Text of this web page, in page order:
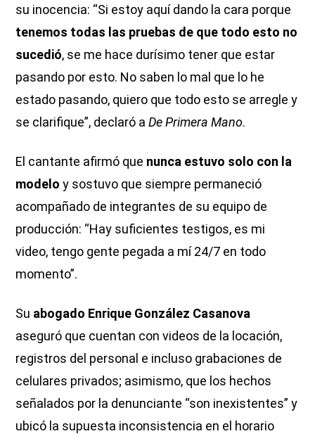
su inocencia: “Si estoy aquí dando la cara porque
tenemos todas las pruebas de que todo esto no
sucedió, se me hace durísimo tener que estar
pasando por esto. No saben lo mal que lo he
estado pasando, quiero que todo esto se arregle y
se clarifique”, declaró aDe Primera Mano.
El cantante afirmó que nunca estuvo solo con la
modelo y sostuvo que siempre permaneció
acompañado de integrantes de su equipo de
producción: “Hay suficientes testigos, es mi
video, tengo gente pegada a mí 24/7 en todo
momento”.
Su abogado Enrique González Casanova
aseguró que cuentan con videos de la locación,
registros del personal e incluso grabaciones de
celulares privados; asimismo, que los hechos
señalados por la denunciante “son inexistentes” y
ubicó la supuesta inconsistencia en el horario